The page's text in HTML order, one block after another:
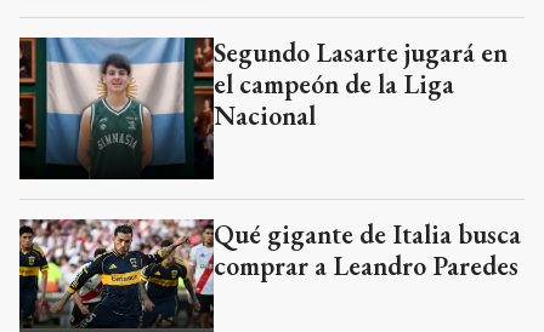
Segundo Lasarte jugará en
el campeón de la Liga
Nacional
Qué gigante de Italia busca
comprar a Leandro Paredes